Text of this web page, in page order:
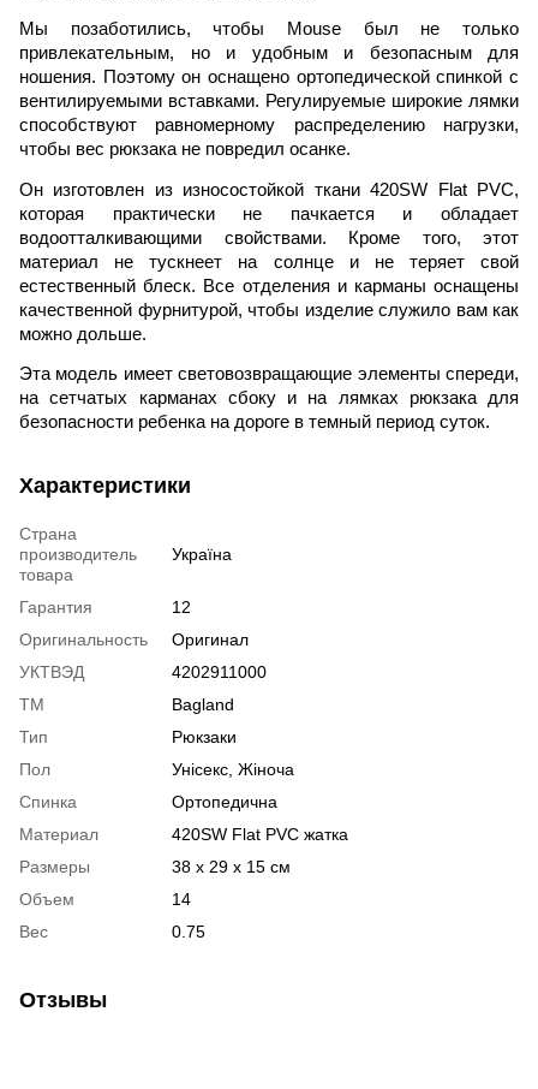
Мы позаботились, чтобы Mouse был не только
привлекательным, но и удобным и безопасным для
ношения. Поэтому он оснащено ортопедической спинкой с
вентилируемыми вставками. Регулируемые широкие лямки
способствуют равномерному распределению нагрузки,
чтобы вес рюкзака не повредил осанке.
Он изготовлен из износостойкой ткани 420SW Flat PVC,
которая практически не пачкается и обладает
водоотталкивающими свойствами. Кроме того, этот
материал не тускнеет на солнце и не теряет свой
естественный блеск. Все отделения и карманы оснащены
качественной фурнитурой, чтобы изделие служило вам как
можно дольше.
Эта модель имеет световозвращающие элементы спереди,
на сетчатых карманах сбоку и на лямках рюкзака для
безопасности ребенка на дороге в темный период суток.
Характеристики
Страна
производитель
товара
Україна
Гарантия
12
Оригинальность
Оригинал
УКТВЭД
4202911000
ТМ
Bagland
Тип
Рюкзаки
Пол
Унісекс, Жіноча
Спинка
Ортопедична
Материал
420SW Flat PVC жатка
Размеры
38 x 29 x 15 см
Объем
14
Вес
0.75
Отзывы